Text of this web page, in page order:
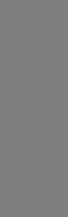
autre dimension